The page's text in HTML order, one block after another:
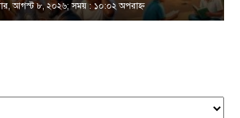
আগস্ট ৮, ২০২৬; সময় : ১০:০২ অপরাহ্ণ